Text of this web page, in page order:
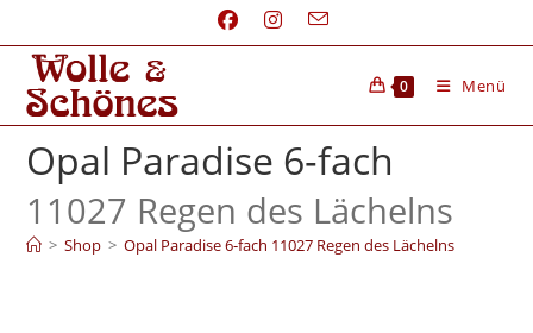
0 Menü
Opal Paradise 6‑fach
11027 Regen des Lächelns
> Shop > Opal Paradise 6‑fach 11027 Regen des Lächelns